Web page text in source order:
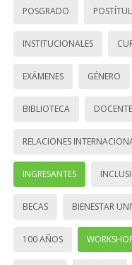
POSGRADO
INSTITUCIONALES
EXÁMENES GÉNERO
BIBLIOTECA
RELACIONES
INGRESANTES
BECAS BIENESTAR
100 AÑOS